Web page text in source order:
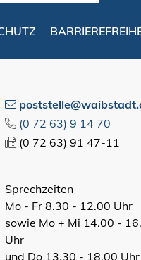
(0 72 63) 9 14 70
(0 72 63) 91 47-11
Sprechzeiten
Mo - Fr 8.30 - 12.00 Uhr
sowie Mo + Mi 14.00 -
Uhr
und Do 13.30 - 18.00 Uhr